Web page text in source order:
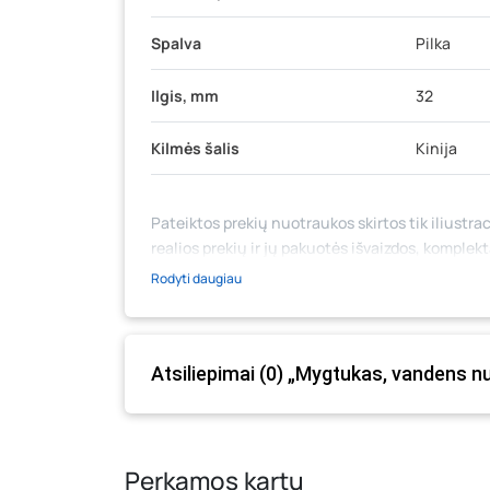
Spalva Pilka
Ilgis, mm 32
Kilmės šalis Kinija
Pateiktos prekių nuotraukos skirtos tik
realios prekių ir jų pakuotės išvaizdos,
medžiaga su aprašymu) yra bendrinio
prašome vadovautis ta kaina, kuri galioja
Rodyti daugiau
Atsiliepimai (0) „Mygtukas, vandens
Perkamos kartu